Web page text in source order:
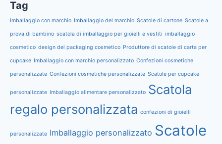
Tag
Imballaggio con marchio Imballaggio del marchio Scatole di cartone Scatole a
prova di bambino scatola di imballaggio per gioielli e vestiti imballaggio
cosmetico design del packaging cosmetico Produttore di scatole di carta per
cupcake Imballaggio con marchio personalizzato Confezioni cosmetiche
personalizzate Confezioni cosmetiche personalizzate Scatole per cupcake
personalizzate Imballaggio alimentare personalizzato Scatola
regalo personalizzata confezioni di gioielli
personalizzate Imballaggio personalizzato Scatole